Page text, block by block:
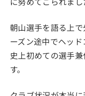
朝山選手を語る上
ーズン途中でヘッ
史上初めての選手
す。